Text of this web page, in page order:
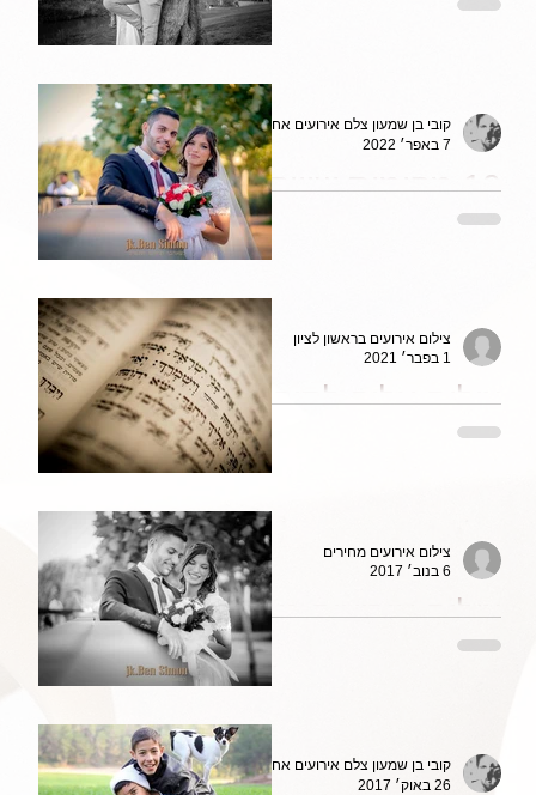
לצילום אירועים
USM
10 מקומות שווים
לצילום חתונות בתל
קובי בן שמעון צלם אירועים אחר
7 באפר׳ 2022
צילום עליה לתורה
בראשון לציון, צילום
מלא ואיכותי כולל
צילום אירועים בראשון לציון
1 בפבר׳ 2021
צילום אירועים מחיר
משתלם
צילום אירועים מחירים
6 בנוב׳ 2017
קובי בן שמעון צלם אירועים אחר
26 באוק׳ 2017